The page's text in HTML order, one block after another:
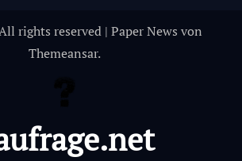
rights reserved | Paper News von
Themeansar.